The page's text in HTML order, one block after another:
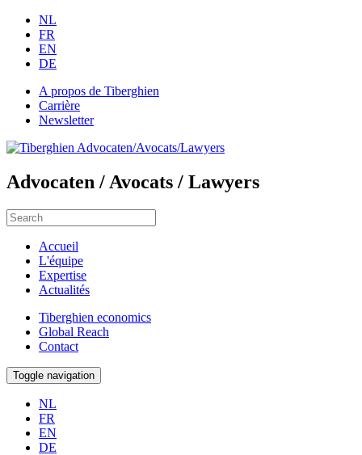
NL
FR
EN
DE
A propos de Tiberghien
Carrière
Newsletter
Advocaten / Avocats / Lawyers
Accueil
L'équipe
Expertise
Actualités
Tiberghien economics
Global Reach
Contact
Toggle navigation
NL
FR
EN
DE